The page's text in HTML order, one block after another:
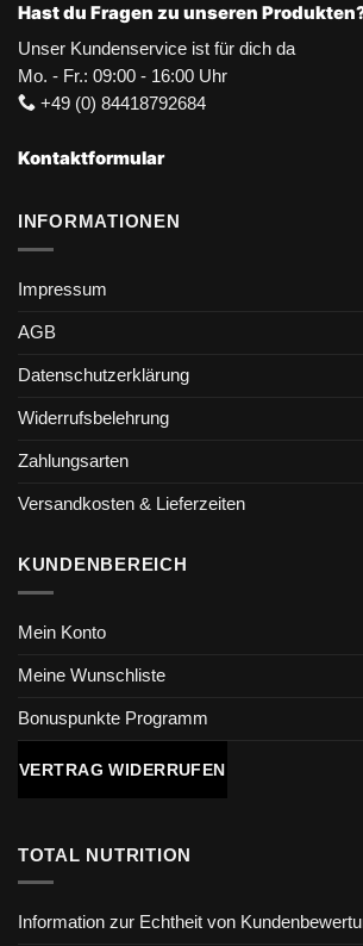
Hast du Fragen zu unseren
Unser Kundenservice ist für dich da
Mo. - Fr.: 09:00 - 16:00 Uhr
+49 (0) 84418792684
Kontaktformular
INFORMATIONEN
Impressum
AGB
Datenschutzerklärung
Widerrufsbelehrung
Zahlungsarten
Versandkosten & Lieferzeiten
KUNDENBEREICH
Mein Konto
Meine Wunschliste
Bonuspunkte Programm
VERTRAG WIDERRUFEN
TOTAL NUTRITION
Information zur Echtheit von